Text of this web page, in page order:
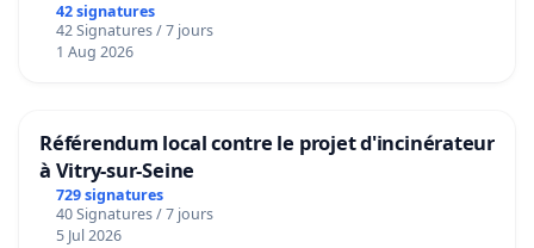
42 signatures
42 Signatures / 7 jours
1 Aug 2026
Référendum local contre le projet d'incinérateur
à Vitry-sur-Seine
729 signatures
40 Signatures / 7 jours
5 Jul 2026